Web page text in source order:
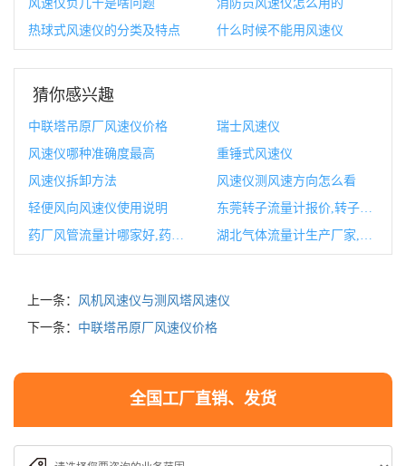
风速仪负几十是啥问题
消防员风速仪怎么用的
热球式风速仪的分类及特点
什么时候不能用风速仪
猜你感兴趣
中联塔吊原厂风速仪价格
瑞士风速仪
风速仪哪种准确度最高
重锤式风速仪
风速仪拆卸方法
风速仪测风速方向怎么看
轻便风向风速仪使用说明
东莞转子流量计报价,转子流量计故障处理
上一条： 风机风速仪与测风塔风速仪
下一条： 中联塔吊原厂风速仪价格
全国工厂直销、发货